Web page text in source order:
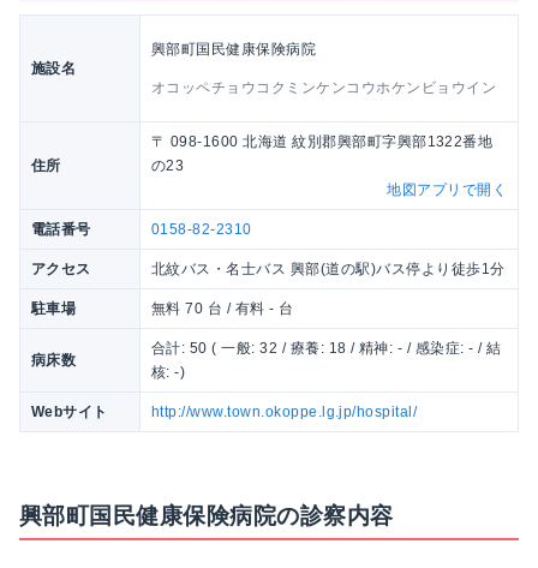
施設名
興部町国民健康保険病院
オコッペチョウコクミンケンコウホケンビョウイン
住所
〒 098-1600 北海道 紋別郡興部町字興部1322番地
の23
地図アプリで開く
電話番号 0158-82-2310
アクセス 北紋バス・名士バス 興部(道の駅)バス停より徒歩1分
駐車場 無料 70 台 / 有料 - 台
病床数
合計: 50 ( 一般: 32 / 療養: 18 / 精神: - / 感染症: - / 結
核: -)
Webサイト http://www.town.okoppe.lg.jp/hospital/
興部町国民健康保険病院の診察内容